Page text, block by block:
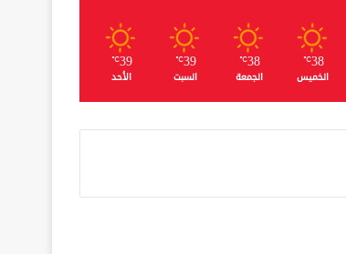
38
℃
الخميس
38
℃
الجمعة
39
℃
السبت
39
℃
الأحد